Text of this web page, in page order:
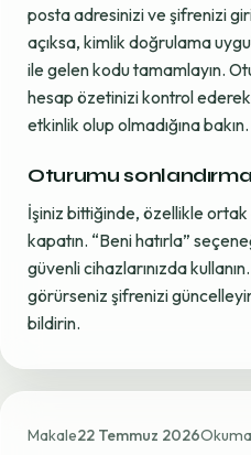
posta adresinizi ve şifrenizi
açıksa, kimlik doğrulama
ile gelen kodu tamamlayın.
hesap özetinizi kontrol
etkinlik olup olmadığına bakın.
Oturumu sonlandırma
İşiniz bittiğinde, özellikle
kapatın. “Beni hatırla”
güvenli cihazlarınızda
görürseniz şifrenizi
bildirin.
Makale22 Temmuz 2026